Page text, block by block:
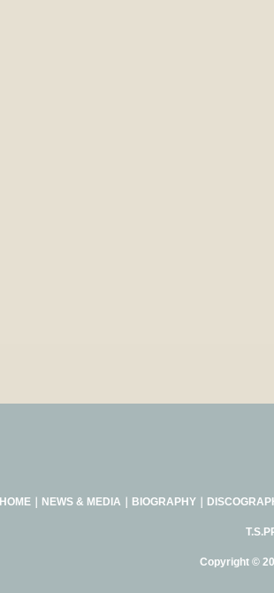
HOME｜ NEWS & MEDIA BIOGRAPHY｜
Copyright ©